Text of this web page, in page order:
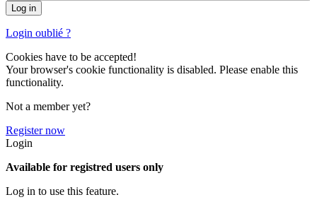
Login oublié ?
Cookies have to be accepted!
Your browser's cookie functionality is disabled. Please enable this
functionality.
Not a member yet?
Register now
Login
Available for registred users only
Log in to use this feature.